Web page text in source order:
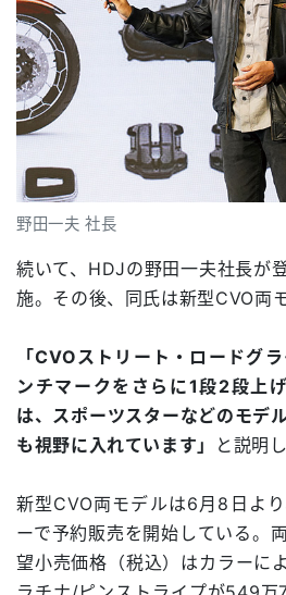
野田一夫 社長
続いて、HDJの野田一夫社長が
施。その後、同氏は新型CVO両
「CVOストリート・ロードグ
ンチマークをさらに1段2段上
は、スポーツスターなどのモデ
も視野に入れています」
と説明し
新型CVO両モデルは6月8日よ
ーで予約販売を開始している。
望小売価格（税込）はカラーに